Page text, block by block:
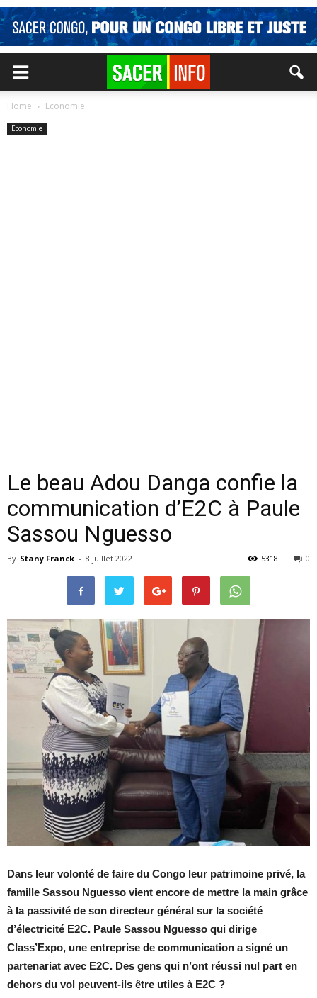
Home Economie
Economie
Le beau Adou Danga confie la
communication d’E2C à Paule
Sassou Nguesso
By Stany Franck - 8 juillet 2022 0
5318
Dans leur volonté de faire du Congo leur patrimoine privé, la
famille Sassou Nguesso vient encore de mettre la main grâce
à la passivité de son directeur général sur la société
d’électricité E2C. Paule Sassou Nguesso qui dirige
Class’Expo, une entreprise de communication a signé un
partenariat avec E2C. Des gens qui n’ont réussi nul part en
dehors du vol peuvent-ils être utiles à E2C ?